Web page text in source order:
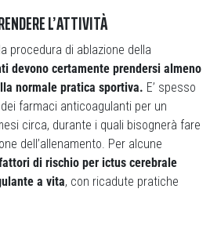
L’ATTIVITÀ
procedura di ablazione della
devono certamente prendersi almeno
normale pratica sportiva. E’ spesso
farmaci anticoagulanti per un
circa, durante i quali bisognerà fare
dell’allenamento. Per alcune
di rischio per ictus cerebrale
a vita, con ricadute pratiche